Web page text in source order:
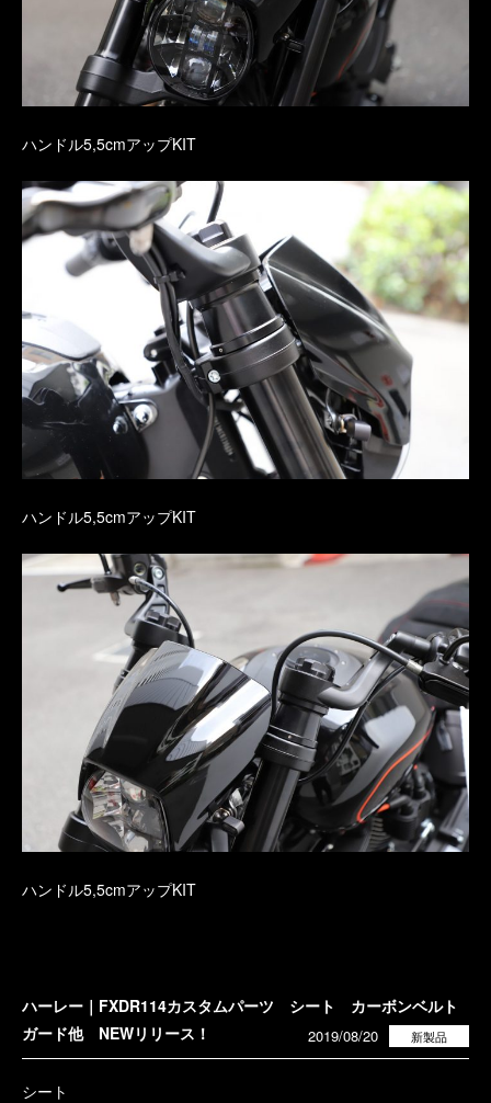
ハンドル5,5cmアップKIT
ハンドル5,5cmアップKIT
ハンドル5,5cmアップKIT
ハーレー｜FXDR114カスタムパーツ シート カーボンベルト
ガード他 NEWリリース！
新製品
2019/08/20
シート